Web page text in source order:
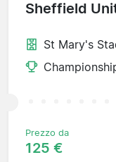
Sheffield
St Mary's
Prezzo da
125 €